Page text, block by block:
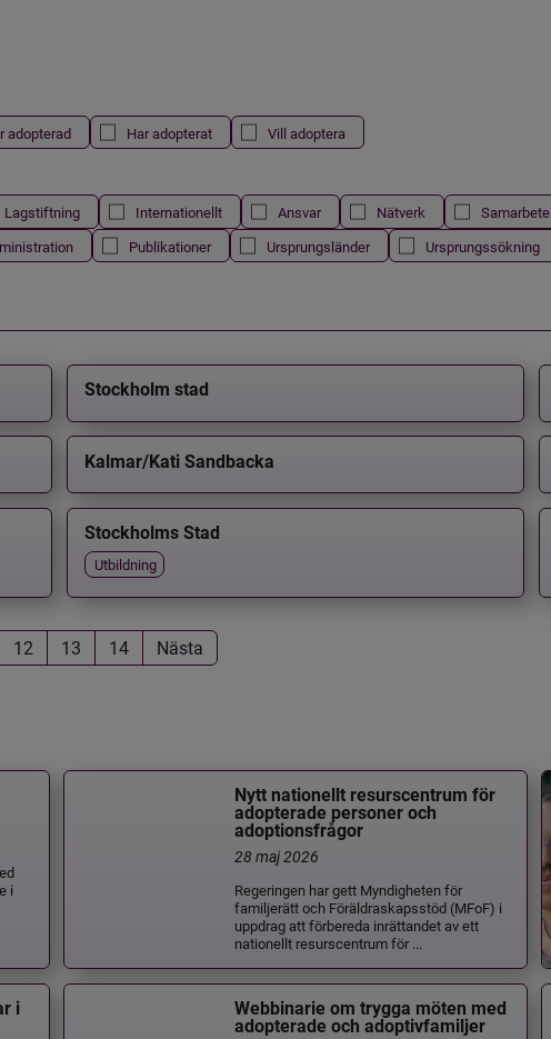
adopterad Har adopterat Vill adoptera
Lagstiftning Internationellt Ansvar Nätverk Samarbete
Publikationer Ursprungsländer Ursprungssökning
Stockholm stad
Kalmar/Kati Sandbacka
Stockholms Stad
Utbildning
12 13 14 Nästa
i
Nytt nationellt resurscentrum för
adopterade personer och
adoptionsfrågor
28 maj 2026
Regeringen har gett Myndigheten för
familjerätt och Föräldraskapsstöd (MFoF) i
uppdrag att förbereda inrättandet av ett
nationellt resurscentrum för ...
i
Webbinarie om trygga möten med
adopterade och adoptivfamiljer